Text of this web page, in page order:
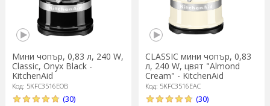
Мини чопър, 0,83 л, 240 W,
Classic, Onyx Black -
KitchenAid
Код: 5KFC3516EOB
(30)
CLASSIC мини чопър, 0,83
л, 240 W, цвят "Almond
Cream" - KitchenAid
Код: 5KFC3516EAC
(30)